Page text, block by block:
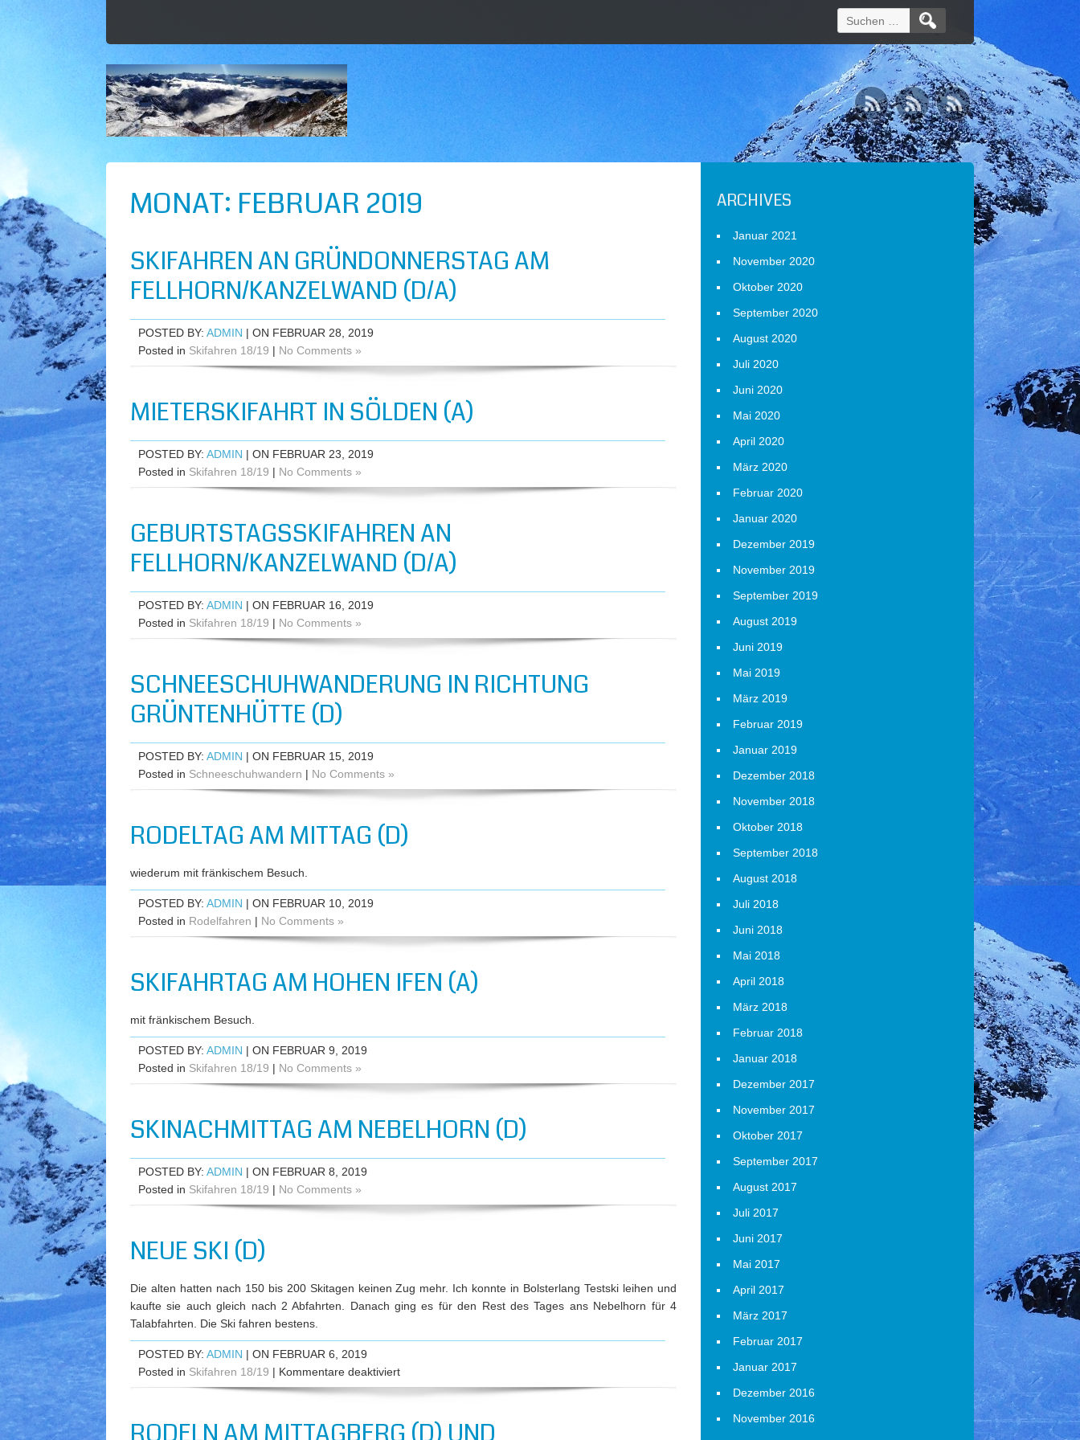
Suchen
nach:
MONAT: FEBRUAR 2019
SKIFAHREN AN GRÜNDONNERSTAG AM
FELLHORN/KANZELWAND (D/A)
POSTED BY: ADMIN | ON FEBRUAR 28, 2019
Posted in Skifahren 18/19 | No Comments »
MIETERSKIFAHRT IN SÖLDEN (A)
POSTED BY: ADMIN | ON FEBRUAR 23, 2019
Posted in Skifahren 18/19 | No Comments »
GEBURTSTAGSSKIFAHREN AN
FELLHORN/KANZELWAND (D/A)
POSTED BY: ADMIN | ON FEBRUAR 16, 2019
Posted in Skifahren 18/19 | No Comments »
SCHNEESCHUHWANDERUNG IN RICHTUNG
GRÜNTENHÜTTE (D)
POSTED BY: ADMIN | ON FEBRUAR 15, 2019
Posted in Schneeschuhwandern | No Comments »
RODELTAG AM MITTAG (D)
wiederum mit fränkischem Besuch.
POSTED BY: ADMIN | ON FEBRUAR 10, 2019
Posted in Rodelfahren | No Comments »
SKIFAHRTAG AM HOHEN IFEN (A)
mit fränkischem Besuch.
POSTED BY: ADMIN | ON FEBRUAR 9, 2019
Posted in Skifahren 18/19 | No Comments »
SKINACHMITTAG AM NEBELHORN (D)
POSTED BY: ADMIN | ON FEBRUAR 8, 2019
Posted in Skifahren 18/19 | No Comments »
NEUE SKI (D)
Die alten hatten nach 150 bis 200 Skitagen keinen Zug mehr. Ich konnte in Bolsterlang Testski leihen und
kaufte sie auch gleich nach 2 Abfahrten. Danach ging es für den Rest des Tages ans Nebelhorn für 4
Talabfahrten. Die Ski fahren bestens.
POSTED BY: ADMIN | ON FEBRUAR 6, 2019
Posted in Skifahren 18/19 | Kommentare deaktiviertfür
Neue
(D)
ARCHIVES
Januar 2021
November 2020
Oktober 2020
September 2020
August 2020
Juli 2020
Juni 2020
Mai 2020
April 2020
März 2020
Februar 2020
Januar 2020
Dezember 2019
November 2019
September 2019
August 2019
Juni 2019
Mai 2019
März 2019
Februar 2019
Januar 2019
Dezember 2018
November 2018
Oktober 2018
September 2018
August 2018
Juli 2018
Juni 2018
Mai 2018
April 2018
März 2018
Februar 2018
Januar 2018
Dezember 2017
November 2017
Oktober 2017
September 2017
August 2017
Juli 2017
Juni 2017
Mai 2017
April 2017
März 2017
Februar 2017
Januar 2017
Dezember 2016
November 2016